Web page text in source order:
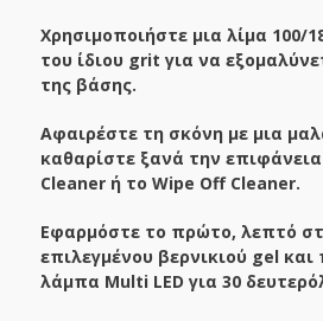
Χρησιμοποιήστε μια λίμα 100/
του ίδιου grit για να
της βάσης.
Αφαιρέστε τη σκόνη με μια
καθαρίστε ξανά την
Cleaner ή το Wipe Off Cleaner.
Εφαρμόστε το πρώτο, λεπτό
επιλεγμένου βερνικιού gel
λάμπα Multi LED για 30